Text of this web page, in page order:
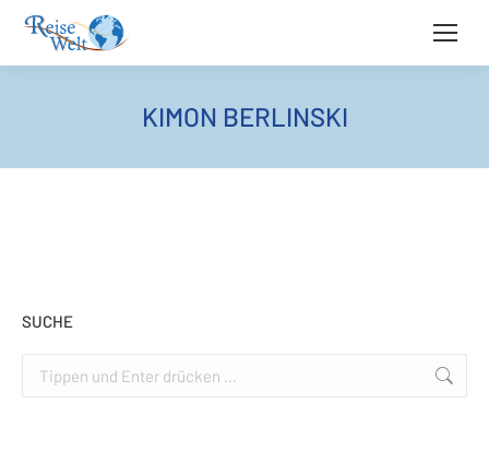
KIMON BERLINSKI
SUCHE